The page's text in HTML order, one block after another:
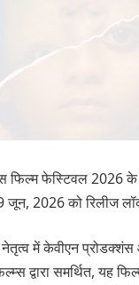
फिल्म फेस्टिवल 2026 के
जून, 2026 को रिलीज
में केवीएन
द्वारा समर्थित, यह